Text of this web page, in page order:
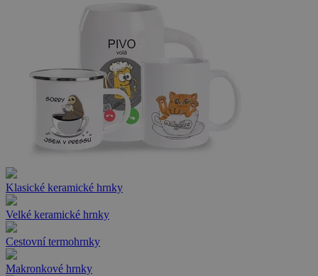
Klasické keramické hrnky
Velké keramické hrnky
Cestovní termohrnky
Makronkové hrnky